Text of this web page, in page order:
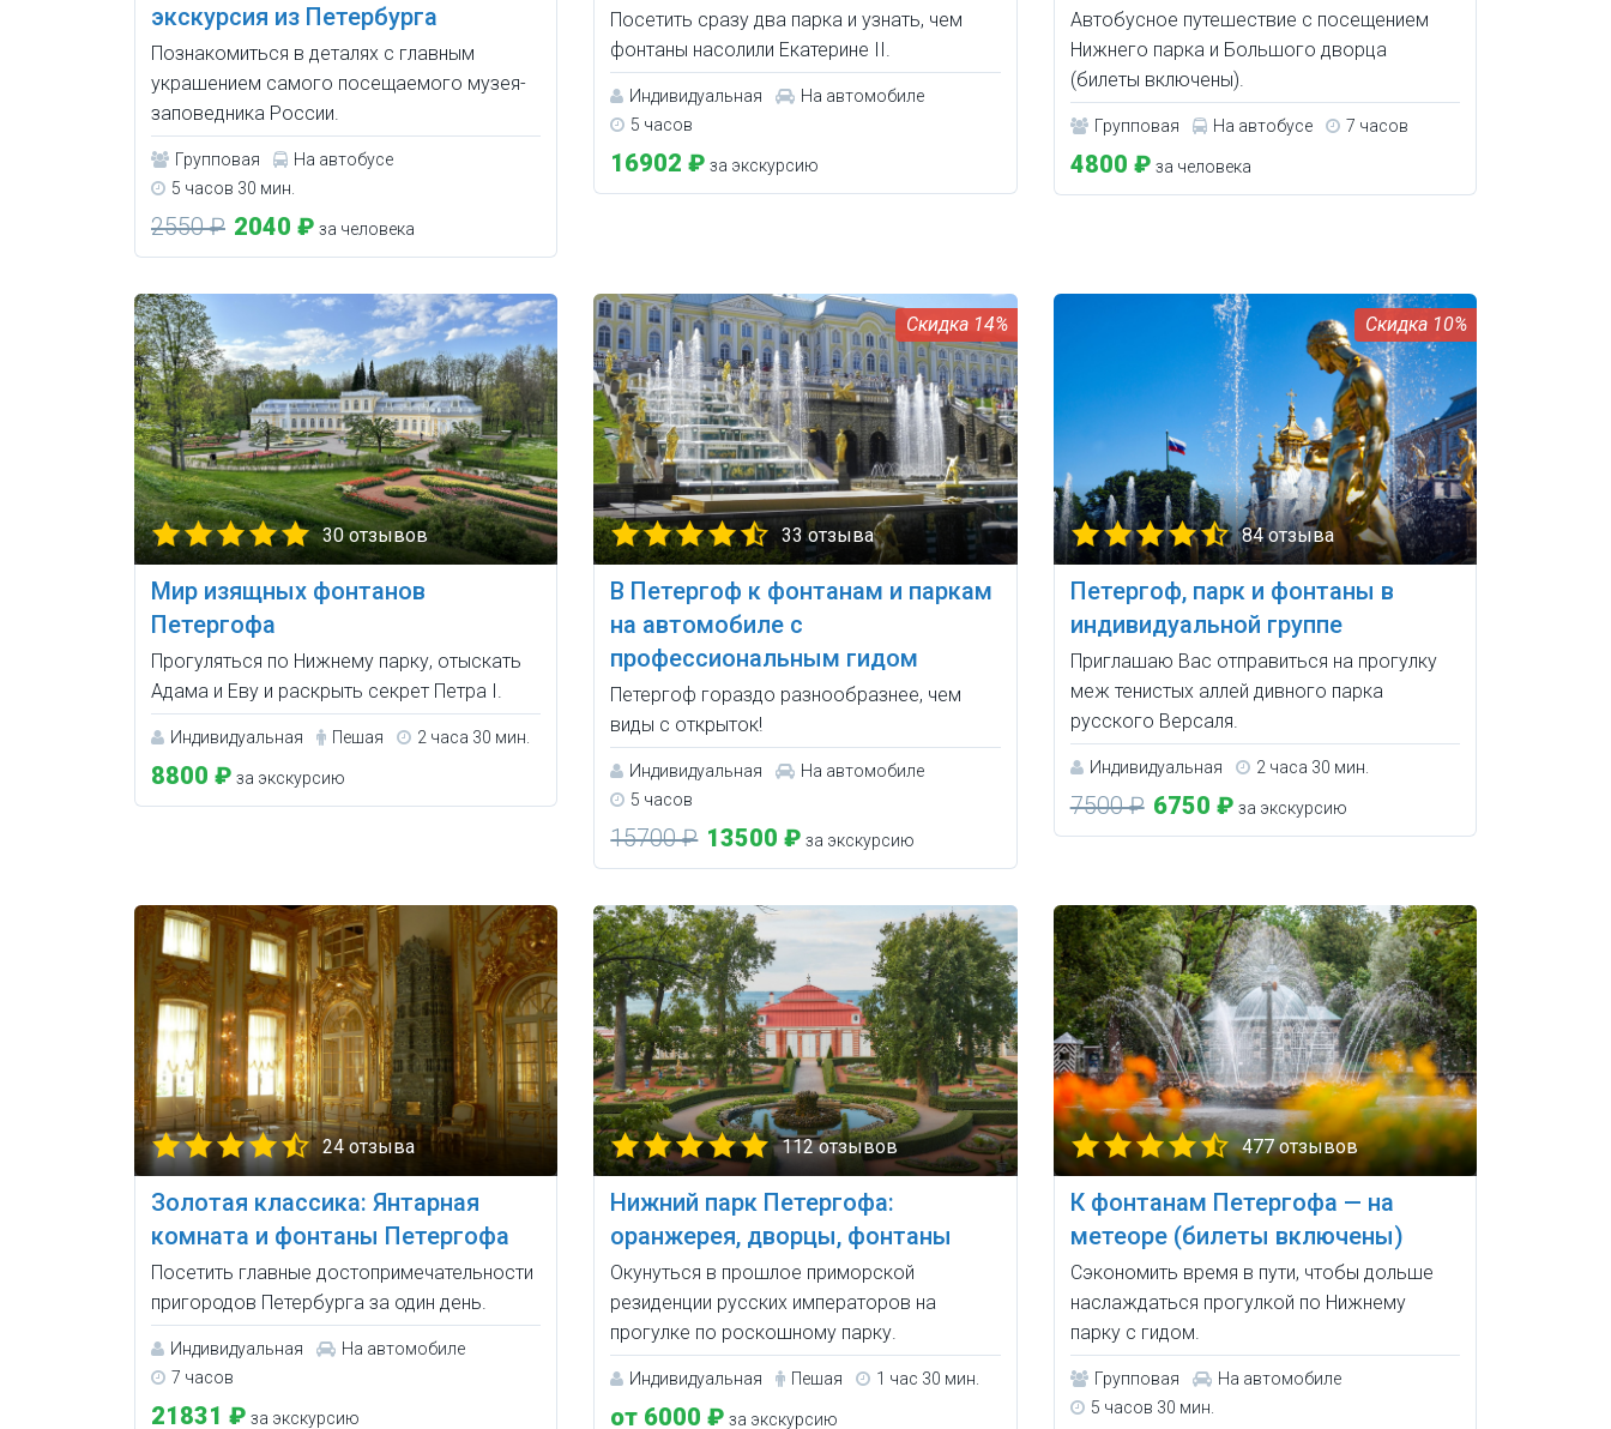
экскурсия из Петербурга
Познакомиться в деталях с главным
украшением самого посещаемого музея-
заповедника России.
Групповая
На автобусе
5 часов 30 мин.
2550 ₽ 2040 ₽ за человека
Посетить сразу два парка и узнать, чем
фонтаны насолили Екатерине II.
Индивидуальная
На автомобиле
5 часов
16902 ₽ за экскурсию
Автобусное путешествие с посещением
Нижнего парка и Большого дворца
(билеты включены).
Групповая На автобусе 7 часов
4800 ₽ за человека
30 отзывов
Мир изящных фонтанов
Петергофа
Прогуляться по Нижнему парку, отыскать
Адама и Еву и раскрыть секрет Петра I.
Индивидуальная Пешая 2 часа 30 мин.
8800 ₽ за экскурсию
14%
33 отзыва
В Петергоф к фонтанам и паркам
на автомобиле с
профессиональным гидом
Петергоф гораздо разнообразнее, чем
виды с открыток!
Индивидуальная
На автомобиле
5 часов
15700 ₽ 13500 ₽ за экскурсию
10%
84 отзыва
Петергоф, парк и фонтаны в
индивидуальной группе
Приглашаю Вас отправиться на прогулку
меж тенистых аллей дивного парка
русского Версаля.
Индивидуальная 2 часа 30 мин.
7500 ₽ 6750 ₽ за экскурсию
24 отзыва
Золотая классика: Янтарная
комната и фонтаны Петергофа
Посетить главные достопримечательности
пригородов Петербурга за один день.
Индивидуальная
На автомобиле
7 часов
21831 ₽ за экскурсию
112 отзывов
Нижний парк Петергофа:
оранжерея, дворцы, фонтаны
Окунуться в прошлое приморской
резиденции русских императоров на
прогулке по роскошному парку.
Индивидуальная Пешая 1 час 30 мин.
от 6000 ₽ за экскурсию
477 отзывов
К фонтанам Петергофа — на
метеоре (билеты включены)
Сэкономить время в пути, чтобы дольше
наслаждаться прогулкой по Нижнему
парку с гидом.
Групповая
На автомобиле
5 часов 30 мин.